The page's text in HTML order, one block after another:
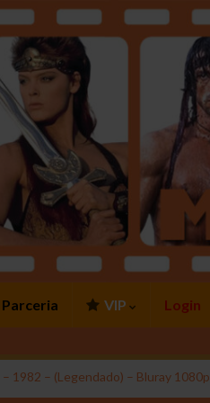
Parceria VIP Login
1982 – (Legendado) – Bluray 1080p